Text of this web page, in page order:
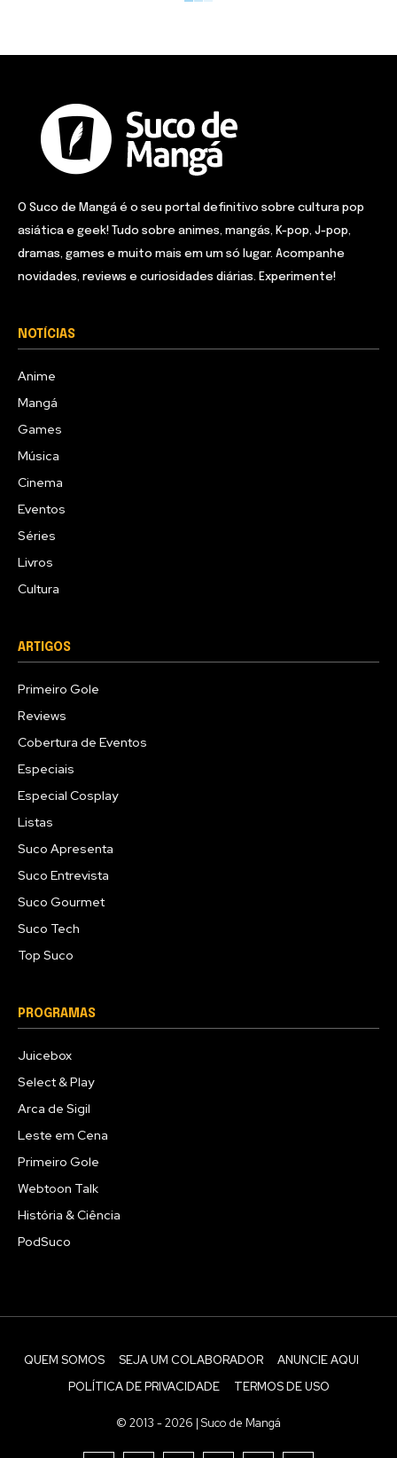
O Suco de Mangá é o seu portal definitivo sobre cultura pop
asiática e geek! Tudo sobre animes, mangás, K-pop, J-pop,
dramas, games e muito mais em um só lugar. Acompanhe
novidades, reviews e curiosidades diárias. Experimente!
NOTÍCIAS
Anime
Mangá
Games
Música
Cinema
Eventos
Séries
Livros
Cultura
ARTIGOS
Primeiro Gole
Reviews
Cobertura de Eventos
Especiais
Especial Cosplay
Listas
Suco Apresenta
Suco Entrevista
Suco Gourmet
Suco Tech
Top Suco
PROGRAMAS
Juicebox
Select & Play
Arca de Sigil
Leste em Cena
Primeiro Gole
Webtoon Talk
História & Ciência
PodSuco
QUEM SOMOS SEJA UM COLABORADOR
ANUNCIE AQUI
POLÍTICA DE PRIVACIDADE
TERMOS DE USO
© 2013 - 2026 | Suco de Mangá